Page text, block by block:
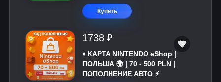
Купить
1738 ₽
♦️ КАРТА NINTENDO eShop |
ПОЛЬША 🌍 | 70 - 500 PLN |
ПОПОЛНЕНИЕ АВТО ⚡